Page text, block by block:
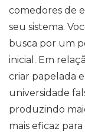
comedores de
seu sistema.
busca por um
inicial. Em
criar papelada
universidade
produzindo
mais eficaz